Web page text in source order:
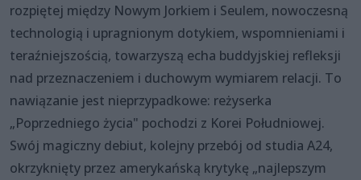
rozpiętej między Nowym Jorkiem i Seulem, nowoczesną
technologią i upragnionym dotykiem, wspomnieniami i
teraźniejszością, towarzyszą echa buddyjskiej refleksji
nad przeznaczeniem i duchowym wymiarem relacji. To
nawiązanie jest nieprzypadkowe: reżyserka
„Poprzedniego życia" pochodzi z Korei Południowej.
Swój magiczny debiut, kolejny przebój od studia A24,
okrzyknięty przez amerykańską krytykę „najlepszym